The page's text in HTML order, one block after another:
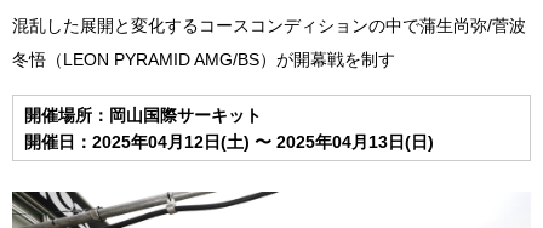
混乱した展開と変化するコースコンディションの中で蒲生尚弥/菅波
冬悟（LEON PYRAMID AMG/BS）が開幕戦を制す
開催場所：岡山国際サーキット
開催日：2025年04月12日(土) 〜 2025年04月13日(日)